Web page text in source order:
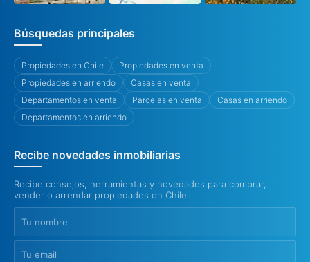
Búsquedas principales
Propiedades en Chile
Propiedades en venta
Propiedades en arriendo
Casas en venta
Departamentos en venta
Parcelas en venta
Casas en arriendo
Departamentos en arriendo
Recibe novedades inmobiliarias
Recibe consejos, herramientas y novedades para comprar,
vender o arrendar propiedades en Chile.